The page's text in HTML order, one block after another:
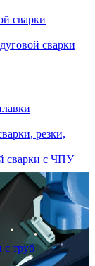
сварки
сварки
резки,
сварки с ЧПУ
с труб